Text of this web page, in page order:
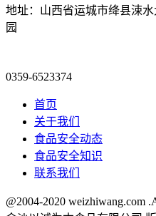
地址：山西省运城市绛县涑
园
0359-6523374
首页
关于我们
食品安全动态
食品安全知识
联系我们
@2004-2020 weizhiwang.com